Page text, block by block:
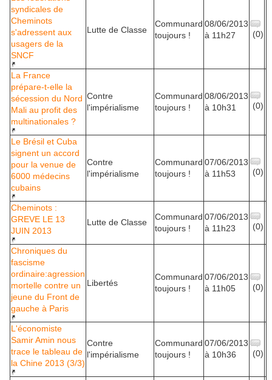
syndicales de
Cheminots
s'adressent aux
usagers de la
SNCF
Lutte de Classe
Communard
toujours !
08/06/2013
à 11h27
(0)
La France
prépare-t-elle la
sécession du Nord
Mali au profit des
multinationales ?
Contre
l'impérialisme
Communard
toujours !
08/06/2013
à 10h31
(0)
Le Brésil et Cuba
signent un accord
pour la venue de
6000 médecins
cubains
Contre
l'impérialisme
Communard
toujours !
07/06/2013
à 11h53
(0)
Cheminots :
GREVE LE 13
JUIN 2013
Lutte de Classe
Communard
toujours !
07/06/2013
à 11h23
(0)
Chroniques du
fascisme
ordinaire:agression
mortelle contre un
jeune du Front de
gauche à Paris
Libertés
Communard
toujours !
07/06/2013
à 11h05
(0)
L'économiste
Samir Amin nous
trace le tableau de
la Chine 2013 (3/3)
Contre
l'impérialisme
Communard
toujours !
07/06/2013
à 10h36
(0)